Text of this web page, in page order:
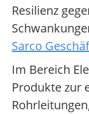
Resilienz
Sarco
Im Bereich
Produkte zur